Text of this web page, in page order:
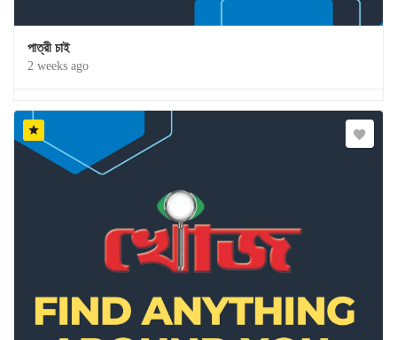
পাত্রী চাই
2 weeks ago